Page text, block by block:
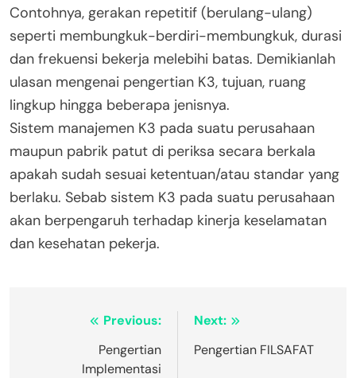
Contohnya, gerakan repetitif (berulang-ulang)
seperti membungkuk-berdiri-membungkuk, durasi
dan frekuensi bekerja melebihi batas. Demikianlah
ulasan mengenai pengertian K3, tujuan, ruang
lingkup hingga beberapa jenisnya.
Sistem manajemen K3 pada suatu perusahaan
maupun pabrik patut di periksa secara berkala
apakah sudah sesuai ketentuan/atau standar yang
berlaku. Sebab sistem K3 pada suatu perusahaan
akan berpengaruh terhadap kinerja keselamatan
dan kesehatan pekerja.
Navigasi Previous:
Pengertian
Implementasi
Next:
Pengertian FILSAFAT